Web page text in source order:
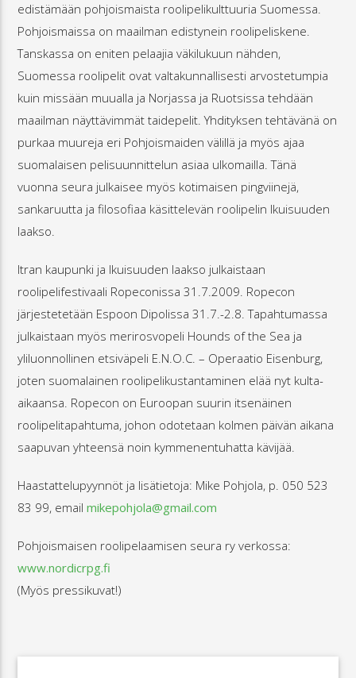
edistämään pohjoismaista roolipelikulttuuria Suomessa.
Pohjoismaissa on maailman edistynein roolipeliskene.
Tanskassa on eniten pelaajia väkilukuun nähden,
Suomessa roolipelit ovat valtakunnallisesti arvostetumpia
kuin missään muualla ja Norjassa ja Ruotsissa tehdään
maailman näyttävimmät taidepelit. Yhdityksen tehtävänä on
purkaa muureja eri Pohjoismaiden välillä ja myös ajaa
suomalaisen pelisuunnittelun asiaa ulkomailla. Tänä
vuonna seura julkaisee myös kotimaisen pingviinejä,
sankaruutta ja filosofiaa käsittelevän roolipelin Ikuisuuden
laakso.
Itran kaupunki ja Ikuisuuden laakso julkaistaan
roolipelifestivaali Ropeconissa 31.7.2009. Ropecon
järjestetetään Espoon Dipolissa 31.7.-2.8. Tapahtumassa
julkaistaan myös merirosvopeli Hounds of the Sea ja
yliluonnollinen etsiväpeli E.N.O.C. – Operaatio Eisenburg,
joten suomalainen roolipelikustantaminen elää nyt kulta-
aikaansa. Ropecon on Euroopan suurin itsenäinen
roolipelitapahtuma, johon odotetaan kolmen päivän aikana
saapuvan yhteensä noin kymmenentuhatta kävijää.
Haastattelupyynnöt ja lisätietoja: Mike Pohjola, p. 050 523
83 99, emailmikepohjola@gmail.com
Pohjoismaisen roolipelaamisen seura ry verkossa:
www.nordicrpg.fi
(Myös pressikuvat!)